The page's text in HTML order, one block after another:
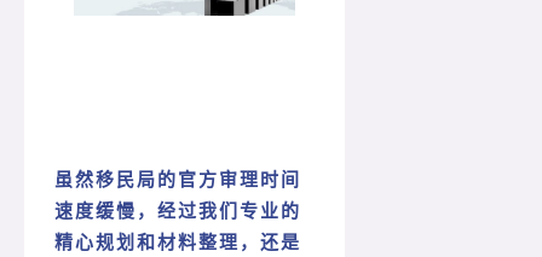
虽然移民局的官方审理时间
速度缓慢，经过我们专业的
精心规划和材料整理，还是